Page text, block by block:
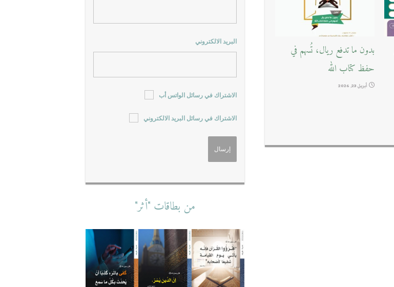
بدون ما تدفع ريال، تُسهم في
حفظ كتاب الله
أبريل 23, 2026
البريد الالكتروني
الاشتراك في رسائل الواتس أب
الاشتراك في رسائل البريد الالكتروني
من بطاقات "أثر"